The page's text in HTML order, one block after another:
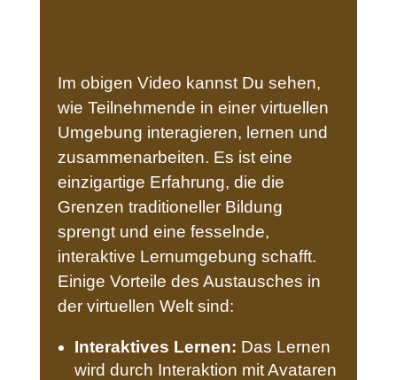
Im obigen Video kannst Du sehen,
wie Teilnehmende in einer virtuellen
Umgebung interagieren, lernen und
zusammenarbeiten. Es ist eine
einzigartige Erfahrung, die die
Grenzen traditioneller Bildung
sprengt und eine fesselnde,
interaktive Lernumgebung schafft.
Einige Vorteile des Austausches in
der virtuellen Welt sind:
Interaktives Lernen: Das Lernen
wird durch Interaktion mit Avataren